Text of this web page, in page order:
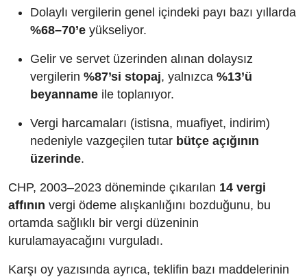
Dolaylı vergilerin genel içindeki payı bazı yıllarda
%68–70’e yükseliyor.
Gelir ve servet üzerinden alınan dolaysız
vergilerin %87’si stopaj, yalnızca %13’ü
beyanname ile toplanıyor.
Vergi harcamaları (istisna, muafiyet, indirim)
nedeniyle vazgeçilen tutar bütçe açığının
üzerinde.
CHP, 2003–2023 döneminde çıkarılan 14 vergi
affının vergi ödeme alışkanlığını bozduğunu, bu
ortamda sağlıklı bir vergi düzeninin
kurulamayacağını vurguladı.
Karşı oy yazısında ayrıca, teklifin bazı maddelerinin